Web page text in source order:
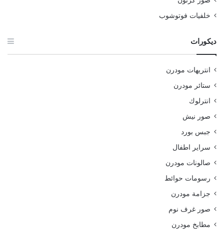
خلفيات فوتوشوب
ديكورات
انتريهات مودرن
ستائر مودرن
انترلوك
صور نيش
جبس بورد
سراير اطفال
صالونات مودرن
رسومات حوائط
جزامة مودرن
صور غرف نوم
مطابخ مودرن